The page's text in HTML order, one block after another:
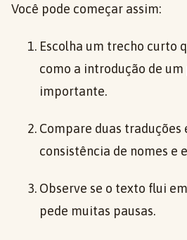
Você pode começar assim:
Escolha um trecho curto
como a introdução de
importante.
Compare duas traduções
consistência de nomes e
Observe se o texto flui
pede muitas pausas.